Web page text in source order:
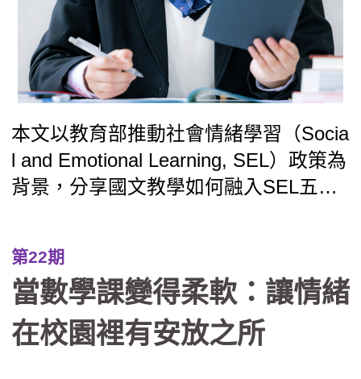
柔路徑，讓孩子在回應社區需求的過程
中，發展出帶得走的真實能力與生命溫
度。
本文以教育部推動社會情緒學習（Socia
l and Emotional Learning, SEL）政策為
背景，分享國文教學如何融入SEL五大
文本；國文教學設計，長期以來致力於
融入各項議題、深究素養教學的努力。
透過多元文本的閱讀、性格測驗的分
析、社會議題的融入，引導學生自我覺
第22期
當數學課變得柔軟：讓情緒
在校園裡有安放之所